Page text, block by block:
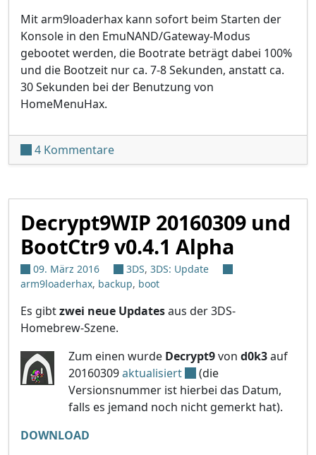
Mit arm9loaderhax kann sofort beim Starten der
Konsole in den EmuNAND/Gateway-Modus
gebootet werden, die Bootrate beträgt dabei 100%
und die Bootzeit nur ca. 7-8 Sekunden, anstatt ca.
30 Sekunden bei der Benutzung von
HomeMenuHax.
4 Kommentarezu Gateway bald mit 10.3- und
Decrypt9WIP 20160309 und
BootCtr9 v0.4.1 Alpha
09. März 2016 3DS, 3DS: Update
arm9loaderhax, backup, boot
Es gibtzwei neue Updatesaus der 3DS-
Homebrew-Szene.
Zum einen wurde Decrypt9von d0k3auf
20160309aktualisiert
(die
Versionsnummer ist hierbei das Datum,
falls es jemand noch nicht gemerkt hat).
DOWNLOAD